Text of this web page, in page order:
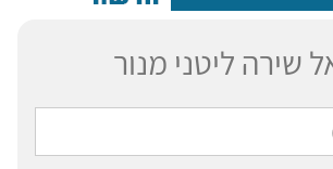
שירה ליטני מנור